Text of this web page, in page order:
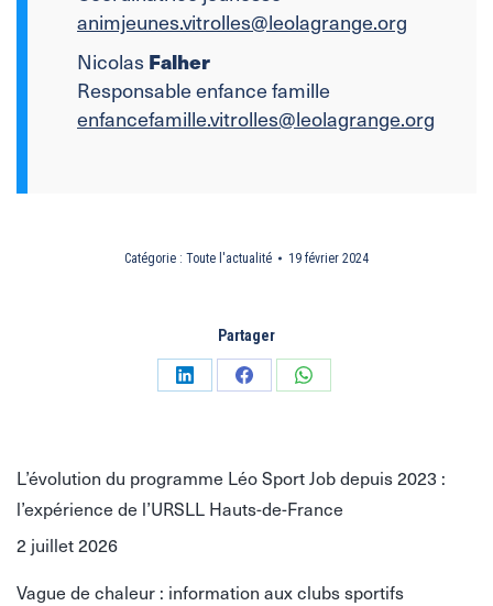
animjeunes.vitrolles@leolagrange.org
Nicolas Falher
Responsable enfance famille
enfancefamille.vitrolles@leolagrange.org
Catégorie : Toute l'actualité 19 février 2024
Partager
PartagerPartagerPartager
L’évolution du programme Léo Sport Job depuis 2023 :
l’expérience de l’URSLL Hauts-de-France
2 juillet 2026
Vague de chaleur : information aux clubs sportifs